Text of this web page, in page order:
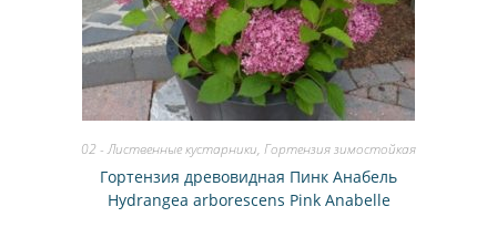
02 - Лиственные кустарники, Гортензия зимостойкая
Гортензия древовидная Пинк Анабель
Hydrangea arborescens Pink Anabelle